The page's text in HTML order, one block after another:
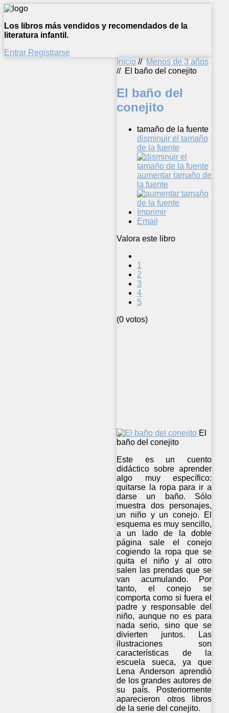
Los libros más vendidos y recomendados de la
literatura infantil.
Entrar Registrarse
Inicio // Menos de 3 años
// El baño del conejito
El baño del
conejito
tamaño de la fuente
disminuir el tamaño
de la fuente
aumentar tamaño de
la fuente
Imprimir
Email
Valora este libro
1
2
3
4
5
(0 votos)
El
baño del conejito
Este es un cuento
didáctico sobre aprender
algo muy específico:
quitarse la ropa para ir a
darse un baño. Sólo
muestra dos personajes,
un niño y un conejo. El
esquema es muy sencillo,
a un lado de la doble
página sale el conejo
cogiendo la ropa que se
quita el niño y al otro
salen las prendas que se
van acumulando. Por
tanto, el conejo se
comporta como si fuera el
padre y responsable del
niño, aunque no es para
nada serio, sino que se
divierten juntos. Las
ilustraciones son
características de la
escuela sueca, ya que
Lena Anderson aprendió
de los grandes autores de
su país. Posteriormente
aparecieron otros libros
de la serie del conejito.